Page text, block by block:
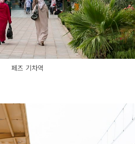
페즈 기차역